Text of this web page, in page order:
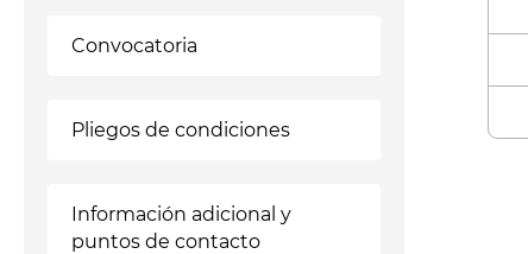
Convocatoria
Pliegos de condiciones
Información adicional y
puntos de contacto